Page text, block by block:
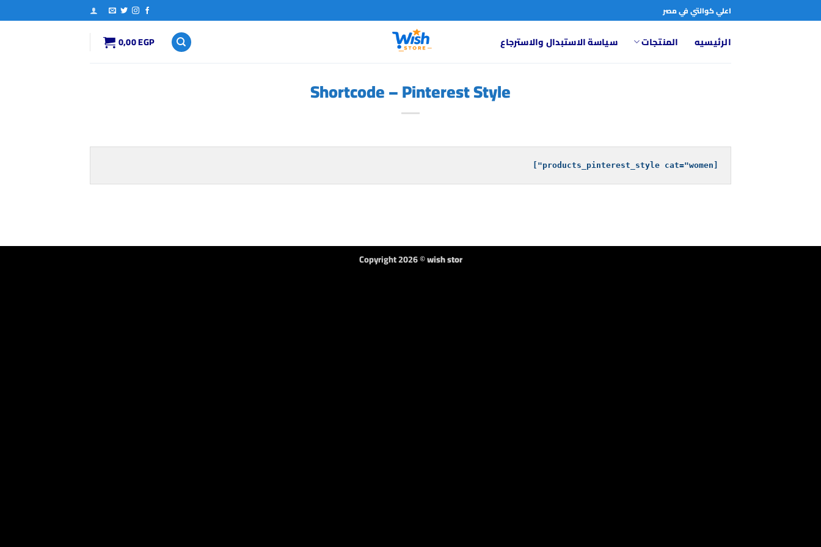
للمحتوى
اعلي كوالتي في مصر
الرئيسيه المنتجات سياسة الاستبدال والاسترجاع 0,00EGP
Shortcode – Pinterest Style
Copyright 2026 ©wish stor